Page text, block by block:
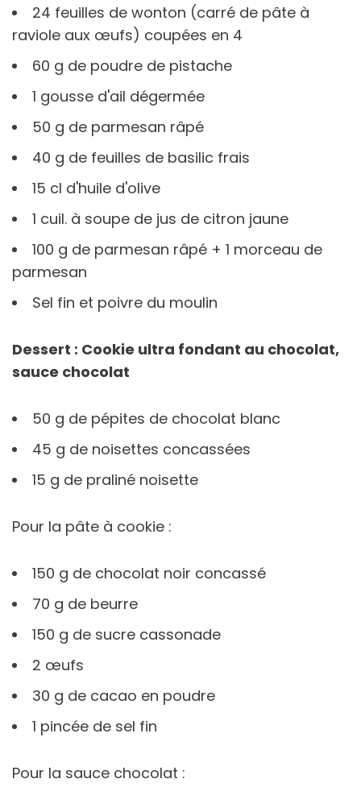
24 feuilles de wonton (carré de pâte à
raviole aux œufs) coupées en 4
60 g de poudre de pistache
1 gousse d'ail dégermée
50 g de parmesan râpé
40 g de feuilles de basilic frais
15 cl d'huile d'olive
1 cuil. à soupe de jus de citron jaune
100 g de parmesan râpé + 1 morceau de
parmesan
Sel fin et poivre du moulin
Dessert : Cookie ultra fondant au chocolat,
sauce chocolat
50 g de pépites de chocolat blanc
45 g de noisettes concassées
15 g de praliné noisette
Pour la pâte à cookie :
150 g de chocolat noir concassé
70 g de beurre
150 g de sucre cassonade
2 œufs
30 g de cacao en poudre
1 pincée de sel fin
Pour la sauce chocolat :